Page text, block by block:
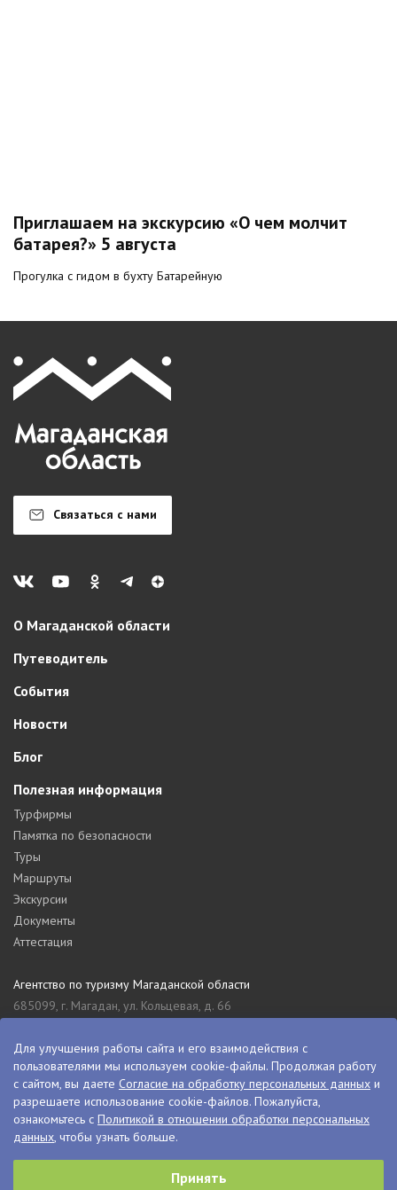
Приглашаем на экскурсию «О чем молчит
батарея?» 5 августа
Прогулка с гидом в бухту Батарейную
Связаться с нами
О Магаданской области
Путеводитель
События
Новости
Блог
Полезная информация
Турфирмы
Памятка по безопасности
Туры
Маршруты
Экскурсии
Документы
Аттестация
Агентство по туризму Магаданской области
685099, г. Магадан, ул. Кольцевая, д. 66
8 (4132) 61-76-67
Туристский информационный центр Магаданской области
685000, г. Магадан, ул. Пролетарская, д. 11
visitkolyma@mail.ru
+7 (4132) 60-70-11
+7 (4132) 61-73-15
Для улучшения работы сайта и его взаимодействия с
пользователями мы используем cookie-файлы. Продолжая работу
с сайтом, вы даете Согласие на обработку персональных данных и
разрешаете использование cookie-файлов. Пожалуйста,
ознакомьтесь с Политикой в отношении обработки персональных
данных, чтобы узнать больше.
Принять